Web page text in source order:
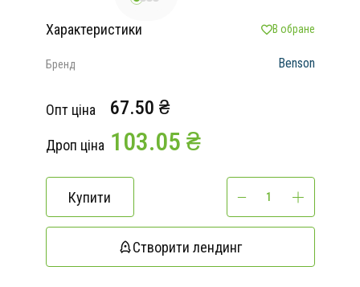
Характеристики В обране
Бренд Benson
Опт ціна 67.50 ₴
Дроп ціна 103.05 ₴
Купити
Створити лендинг